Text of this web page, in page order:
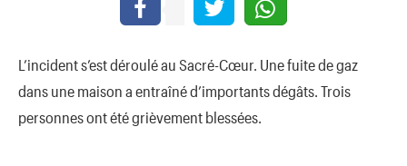
L’incident s’est déroulé au Sacré-Cœur. Une fuite de gaz
dans une maison a entraîné d’importants dégâts. Trois
personnes ont été grièvement blessées.